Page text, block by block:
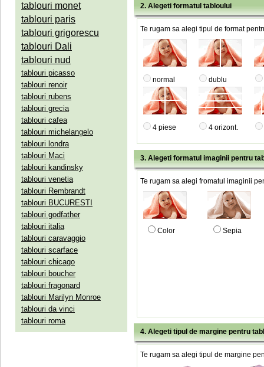
tablouri monet
tablouri paris
tablouri grigorescu
tablouri Dali
tablouri nud
tablouri picasso
tablouri renoir
tablouri rubens
tablouri grecia
tablouri cafea
tablouri michelangelo
tablouri londra
tablouri Maci
tablouri kandinsky
tablouri venetia
tablouri Rembrandt
tablouri BUCURESTI
tablouri godfather
tablouri italia
tablouri caravaggio
tablouri scarface
tablouri chicago
tablouri boucher
tablouri fragonard
tablouri Marilyn Monroe
tablouri da vinci
tablouri roma
2. Alegeti formatul tabloului
Te rugam sa alegi tipul de format
normal dublu
4 piese 4 orizont.
3. Alegeti formatul imaginii pentru
Te rugam sa alegi fromatul imaginii
Color Sepia
4. Alegeti tipul de margine pentru
Te rugam sa alegi tipul de margine